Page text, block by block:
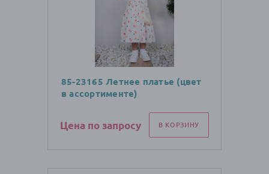
85-23165 Летнее платье (цвет
в ассортименте)
Цена по запросу В КОРЗИНУ